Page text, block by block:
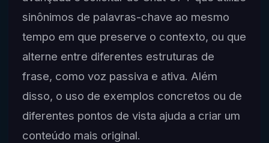
sinônimos de palavras-chave ao mesmo
tempo em que preserve o contexto, ou que
alterne entre diferentes estruturas de
frase, como voz passiva e ativa. Além
disso, o uso de exemplos concretos ou de
diferentes pontos de vista ajuda a criar um
conteúdo mais original.